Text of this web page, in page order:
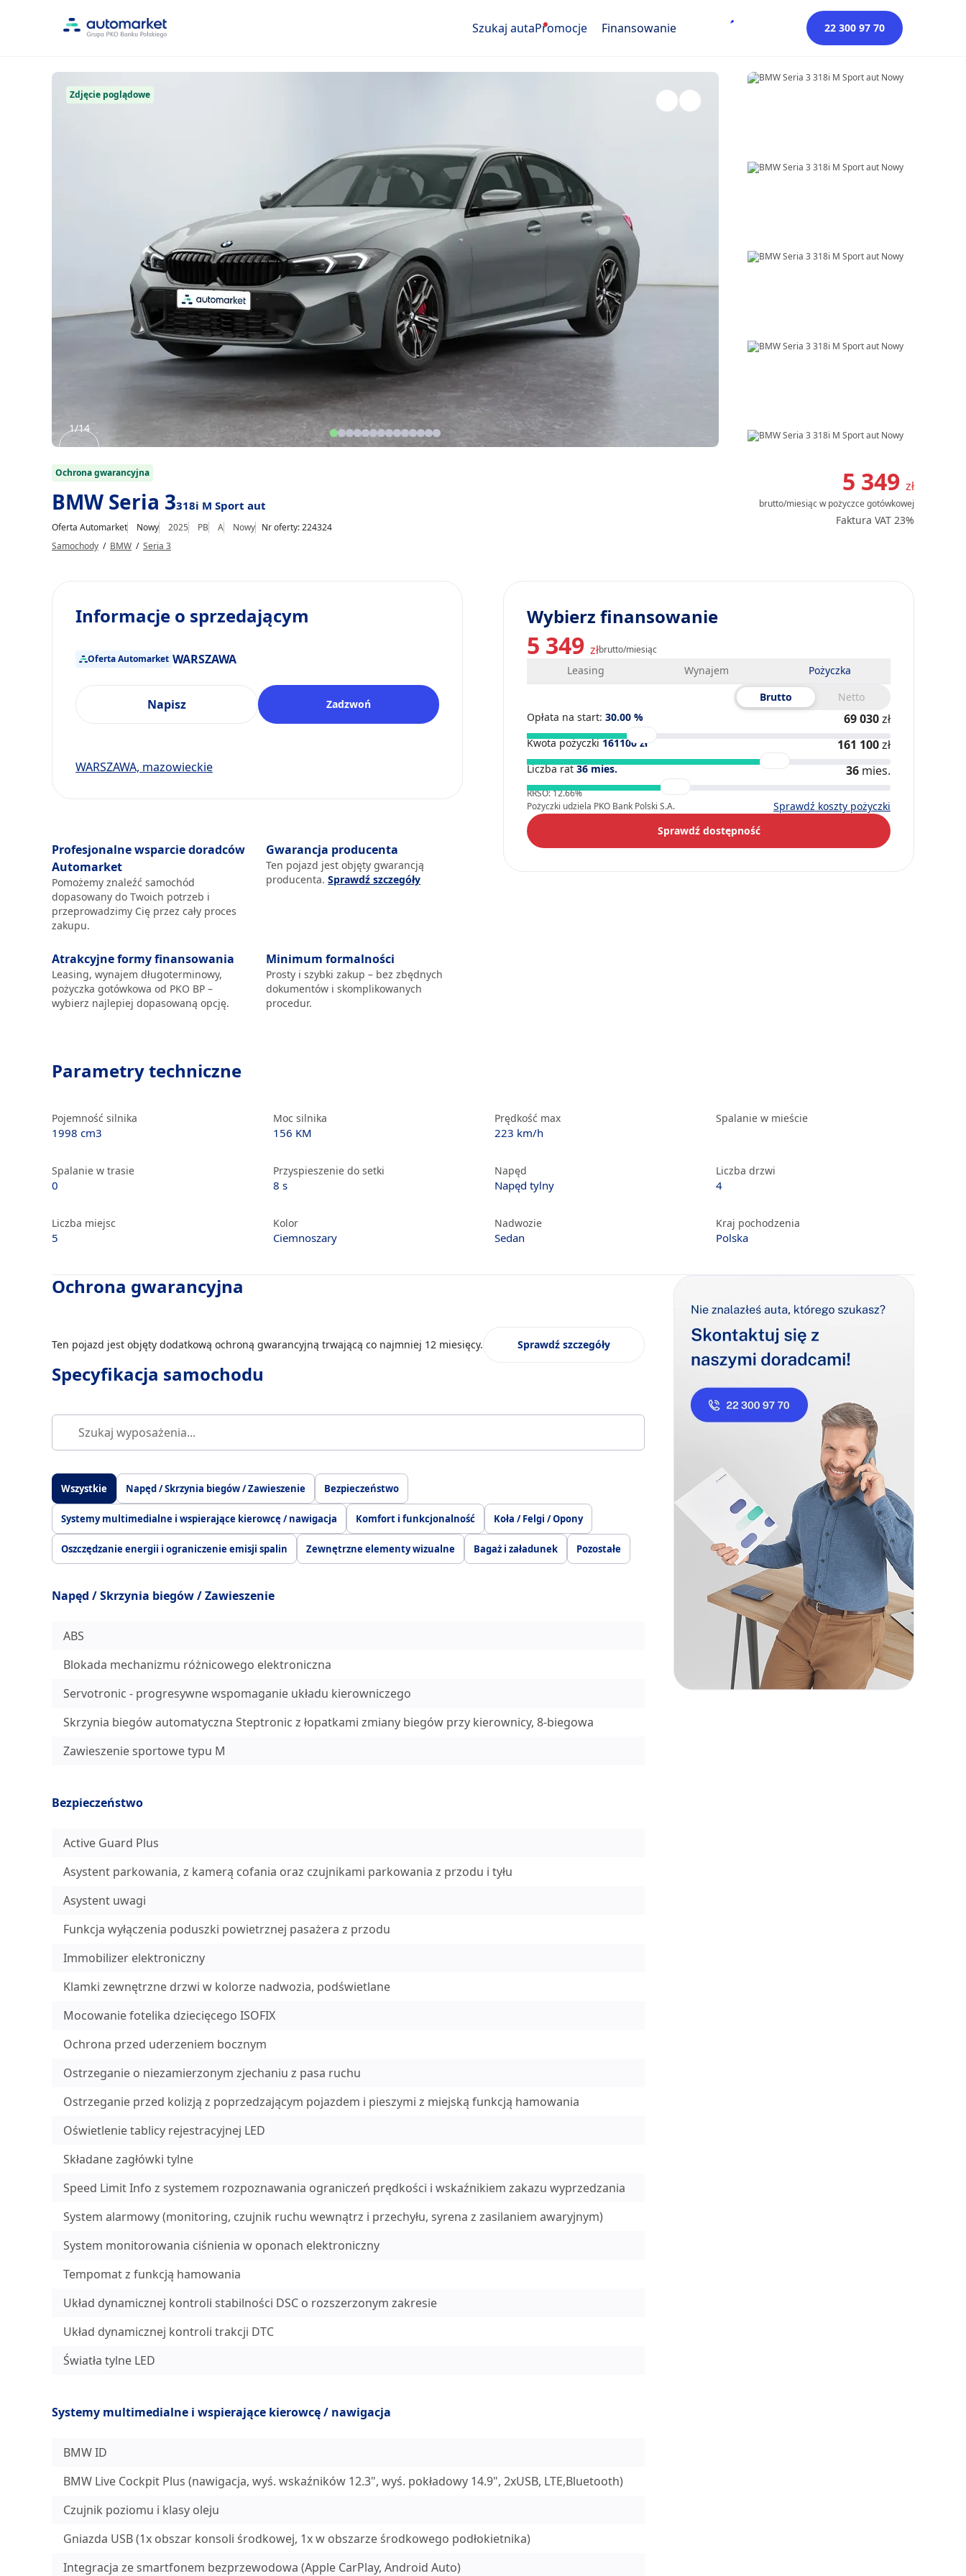
Szukaj autaPromocje Finansowanie 22 300 97 70
1
14
1/14
Zdjęcie poglądowe
Ochrona gwarancyjna
BMW Seria 3318i M Sport aut
Oferta Automarket Nowy 2025 PB A Nowy Nr oferty: 224324
Samochody / BMW / Seria 3
5 349 zł
brutto/miesiącw pożyczce gotówkowej
Faktura VAT 23%
Wybierz finansowanie
5 349 złbrutto/miesiąc
Leasing Wynajem
Pożyczka
Brutto
Netto
Opłata na start: 30.00 % 69 030zł
Kwota pożyczki161100 zł 161 100zł
Liczba rat36mies. 36 mies.
RRSO: 12.66%
Pożyczki udziela PKO Bank Polski S.A.
Sprawdź koszty pożyczki
Sprawdź dostępność
Profesjonalne wsparcie doradców
Automarket
Pomożemy znaleźć samochód
dopasowany do Twoich potrzeb i
przeprowadzimy Cię przez cały proces
zakupu.
Gwarancja producenta
Ten pojazd jest objęty gwarancją
producenta. Sprawdź szczegóły
Atrakcyjne formy finansowania
Leasing, wynajem długoterminowy,
pożyczka gotówkowa od PKO BP –
wybierz najlepiej dopasowaną opcję.
Minimum formalności
Prosty i szybki zakup – bez zbędnych
dokumentów i skomplikowanych
procedur.
Parametry techniczne
Pojemność silnika
1998 cm3
Moc silnika
156 KM
Prędkość max
223 km/h
Spalanie w mieście
Spalanie w trasie
0
Przyspieszenie do setki
8 s
Napęd
Napęd tylny
Liczba drzwi
4
Liczba miejsc
5
Kolor
Ciemnoszary
Nadwozie
Sedan
Kraj pochodzenia
Polska
Ochrona gwarancyjna
Ten pojazd jest objęty dodatkową ochroną gwarancyjną trwającą co najmniej 12 miesięcy. Sprawdź szczegóły
Specyfikacja samochodu
Wszystkie Napęd / Skrzynia biegów / Zawieszenie Bezpieczeństwo
Systemy multimedialne i wspierające kierowcę / nawigacja Komfort i funkcjonalność Koła / Felgi / Opony
Oszczędzanie energii i ograniczenie emisji spalin Zewnętrzne elementy wizualne Bagaż i załadunek Pozostałe
Napęd / Skrzynia biegów / Zawieszenie
ABS
Blokada mechanizmu różnicowego elektroniczna
Servotronic - progresywne wspomaganie układu kierowniczego
Skrzynia biegów automatyczna Steptronic z łopatkami zmiany biegów przy kierownicy, 8-biegowa
Zawieszenie sportowe typu M
Bezpieczeństwo
Active Guard Plus
Asystent parkowania, z kamerą cofania oraz czujnikami parkowania z przodu i tyłu
Asystent uwagi
Funkcja wyłączenia poduszki powietrznej pasażera z przodu
Immobilizer elektroniczny
Klamki zewnętrzne drzwi w kolorze nadwozia, podświetlane
Mocowanie fotelika dziecięcego ISOFIX
Ochrona przed uderzeniem bocznym
Ostrzeganie o niezamierzonym zjechaniu z pasa ruchu
Ostrzeganie przed kolizją z poprzedzającym pojazdem i pieszymi z miejską funkcją hamowania
Oświetlenie tablicy rejestracyjnej LED
Składane zagłówki tylne
Speed Limit Info z systemem rozpoznawania ograniczeń prędkości i wskaźnikiem zakazu wyprzedzania
System alarmowy (monitoring, czujnik ruchu wewnątrz i przechyłu, syrena z zasilaniem awaryjnym)
System monitorowania ciśnienia w oponach elektroniczny
Tempomat z funkcją hamowania
Układ dynamicznej kontroli stabilności DSC o rozszerzonym zakresie
Układ dynamicznej kontroli trakcji DTC
Światła tylne LED
Systemy multimedialne i wspierające kierowcę / nawigacja
BMW ID
BMW Live Cockpit Plus (nawigacja, wyś. wskaźników 12.3", wyś. pokładowy 14.9", 2xUSB, LTE,Bluetooth)
Czujnik poziomu i klasy oleju
Gniazda USB (1x obszar konsoli środkowej, 1x w obszarze środkowego podłokietnika)
Integracja ze smartfonem bezprzewodowa (Apple CarPlay, Android Auto)
Informacje o sprzedającym
Oferta Automarket WARSZAWA
Napisz Zadzwoń
WARSZAWA, mazowieckie